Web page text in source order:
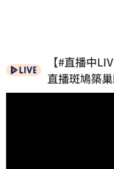
【#直播中
直播斑鳩築